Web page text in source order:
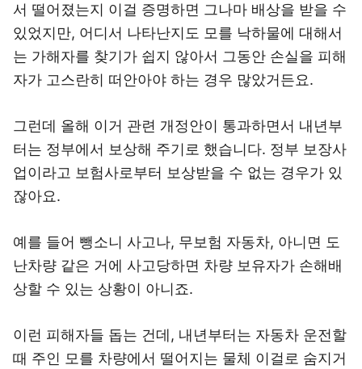
서 떨어졌는지 이걸 증명하면 그나마 배상을 받을 수
있었지만, 어디서 나타난지도 모를 낙하물에 대해서
는 가해자를 찾기가 쉽지 않아서 그동안 손실을 피해
자가 고스란히 떠안아야 하는 경우 많았거든요.
그런데 올해 이거 관련 개정안이 통과하면서 내년부
터는 정부에서 보상해 주기로 했습니다. 정부 보장사
업이라고 보험사로부터 보상받을 수 없는 경우가 있
잖아요.
예를 들어 뺑소니 사고나, 무보험 자동차, 아니면 도
난차량 같은 거에 사고당하면 차량 보유자가 손해배
상할 수 있는 상황이 아니죠.
이런 피해자들 돕는 건데, 내년부터는 자동차 운전할
때 주인 모를 차량에서 떨어지는 물체 이걸로 숨지거